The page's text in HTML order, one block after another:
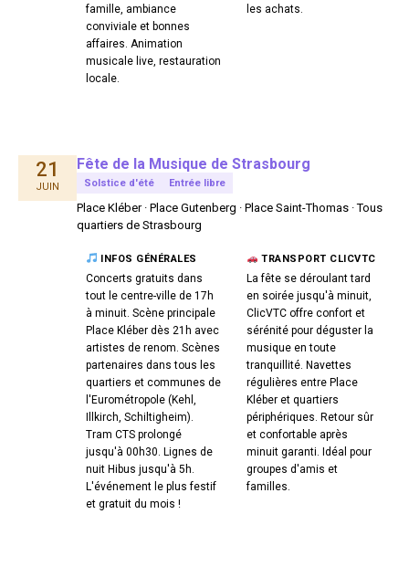
famille, ambiance
conviviale et bonnes
affaires. Animation
musicale live, restauration
locale.
les achats.
21
JUIN
Fête de la Musique de Strasbourg
Solstice d'été Entrée libre
Place Kléber · Place Gutenberg · Place Saint-Thomas · Tous
quartiers de Strasbourg
INFOS GÉNÉRALES
Concerts gratuits dans
tout le centre-ville de 17h
à minuit. Scène principale
Place Kléber dès 21h avec
artistes de renom. Scènes
partenaires dans tous les
quartiers et communes de
l'Eurométropole (Kehl,
Illkirch, Schiltigheim).
Tram CTS prolongé
jusqu'à 00h30. Lignes de
nuit Hibus jusqu'à 5h.
L'événement le plus festif
et gratuit du mois !
TRANSPORT CLICVTC
La fête se déroulant tard
en soirée jusqu'à minuit,
ClicVTC offre confort et
sérénité pour déguster la
musique en toute
tranquillité. Navettes
régulières entre Place
Kléber et quartiers
périphériques. Retour sûr
et confortable après
minuit garanti. Idéal pour
groupes d'amis et
familles.